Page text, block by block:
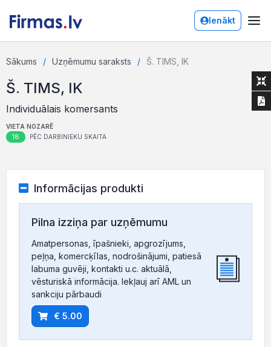
Ienākt
Sākums Uzņēmumu saraksts Š. TIMS, IK
Š. TIMS, IK
Individuālais komersants
VIETA NOZARĒ
18 PĒC DARBINIEKU SKAITA
Informācijas produkti
Pilna izziņa par uzņēmumu
Amatpersonas, īpašnieki, apgrozījums,
peļņa, komercķīlas, nodrošinājumi, patiesā
labuma guvēji, kontakti u.c. aktuālā,
vēsturiskā informācija. Iekļauj arī AML un
sankciju pārbaudi
€ 5.00